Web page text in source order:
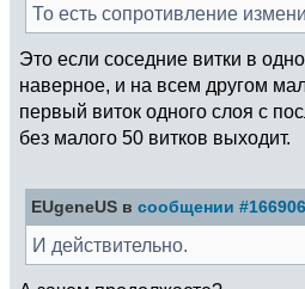
То есть сопротивление
Это если соседние витки в
наверное, и на всем другом
первый виток одного слоя с
без малого 50 витков выходит.
EUgeneUS в сообщении
И действительно.